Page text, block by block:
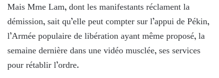
Mais Mme Lam, dont les manifestants réclament la
démission, sait qu’elle peut compter sur l’appui de Pékin,
l’Armée populaire de libération ayant même proposé, la
semaine dernière dans une vidéo musclée, ses services
pour rétablir l’ordre.